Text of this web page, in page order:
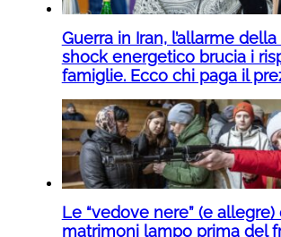
Guerra in Iran, l’allarme della
shock energetico brucia i
famiglie. Ecco chi paga il
Le “vedove nere” (e allegre)
matrimoni lampo prima del